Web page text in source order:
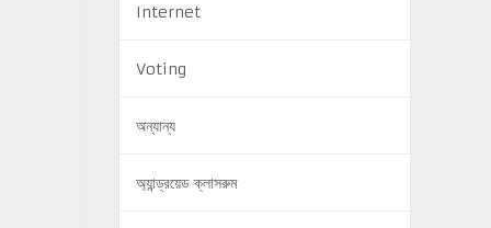
Internet
Voting
অন্যান্য
অ্যান্ড্রয়েড ক্লাসরুম